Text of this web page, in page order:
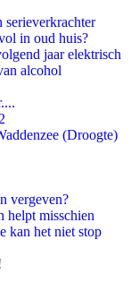
in oud huis?
jaar elektrisch
alcohol
(Droogte)
vergeven?
helpt misschien
kan het niet stop